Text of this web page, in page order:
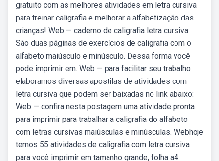
gratuito com as melhores atividades em letra cursiva
para treinar caligrafia e melhorar a alfabetização das
crianças! Web — caderno de caligrafia letra cursiva.
São duas páginas de exercícios de caligrafia com o
alfabeto maiúsculo e minúsculo. Dessa forma você
pode imprimir em. Web — para facilitar seu trabalho
elaboramos diversas apostilas de atividades com
letra cursiva que podem ser baixadas no link abaixo:
Web — confira nesta postagem uma atividade pronta
para imprimir para trabalhar a caligrafia do alfabeto
com letras cursivas maiúsculas e minúsculas. Webhoje
temos 55 atividades de caligrafia com letra cursiva
para você imprimir em tamanho grande, folha a4.